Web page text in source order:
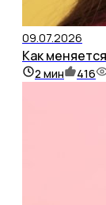
09.07.2026
Как
2 мин 416